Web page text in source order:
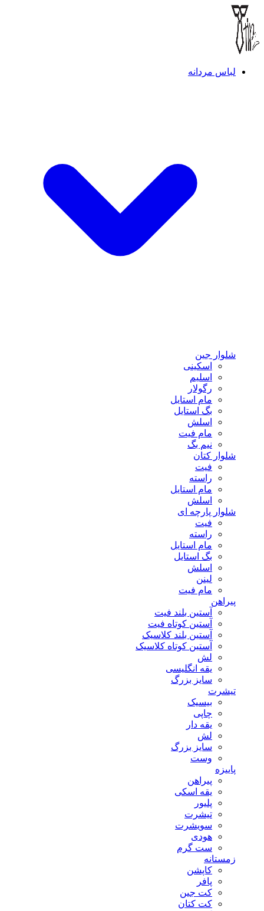
لباس مردانه
شلوار جین
اسکینی
اسلیم
رگولار
مام استایل
بگ استایل
اسلش
مام فیت
نیم بگ
شلوار کتان
فیت
راسته
مام استایل
اسلش
شلوار پارچه ای
فیت
راسته
مام استایل
بگ استایل
اسلش
لینن
مام فیت
پیراهن
آستین بلند فیت
آستین کوتاه فیت
آستین بلند کلاسیک
آستین کوتاه کلاسیک
لش
یقه انگلیسی
سایز بزرگ
تیشرت
بیسیک
چاپی
یقه دار
لش
سایز بزرگ
وست
پاییزه
پیراهن
یقه اسکی
پلیور
تیشرت
سویشرت
هودی
ست گرم
زمستانه
کاپشن
پافر
کت جین
کت کتان